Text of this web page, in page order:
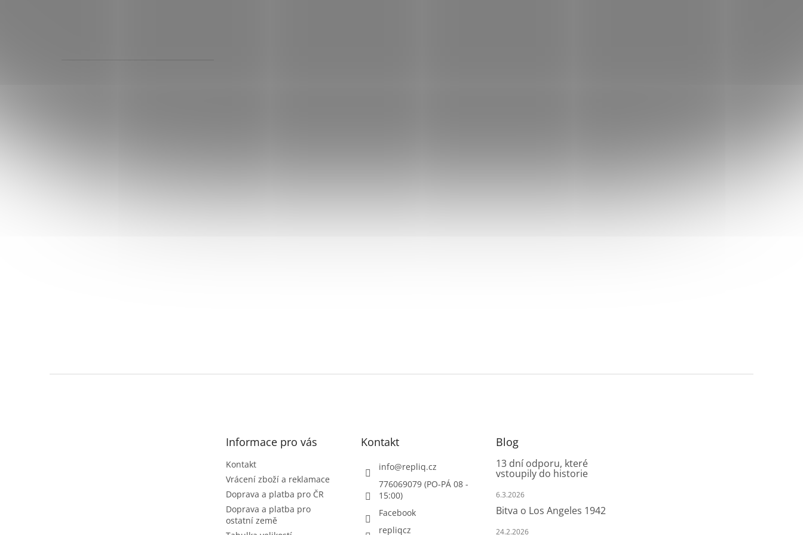
Informace pro vás
Kontakt
Vrácení zboží a reklamace
Doprava a platba pro ČR
Doprava a platba pro
ostatní země
Kontakt
info@repliq.cz
776069079 (PO-PÁ 08 -
15:00)
Facebook
repliqcz
Blog
13 dní odporu, které
vstoupily do historie
6.3.2026
Bitva o Los Angeles 1942
24.2.2026